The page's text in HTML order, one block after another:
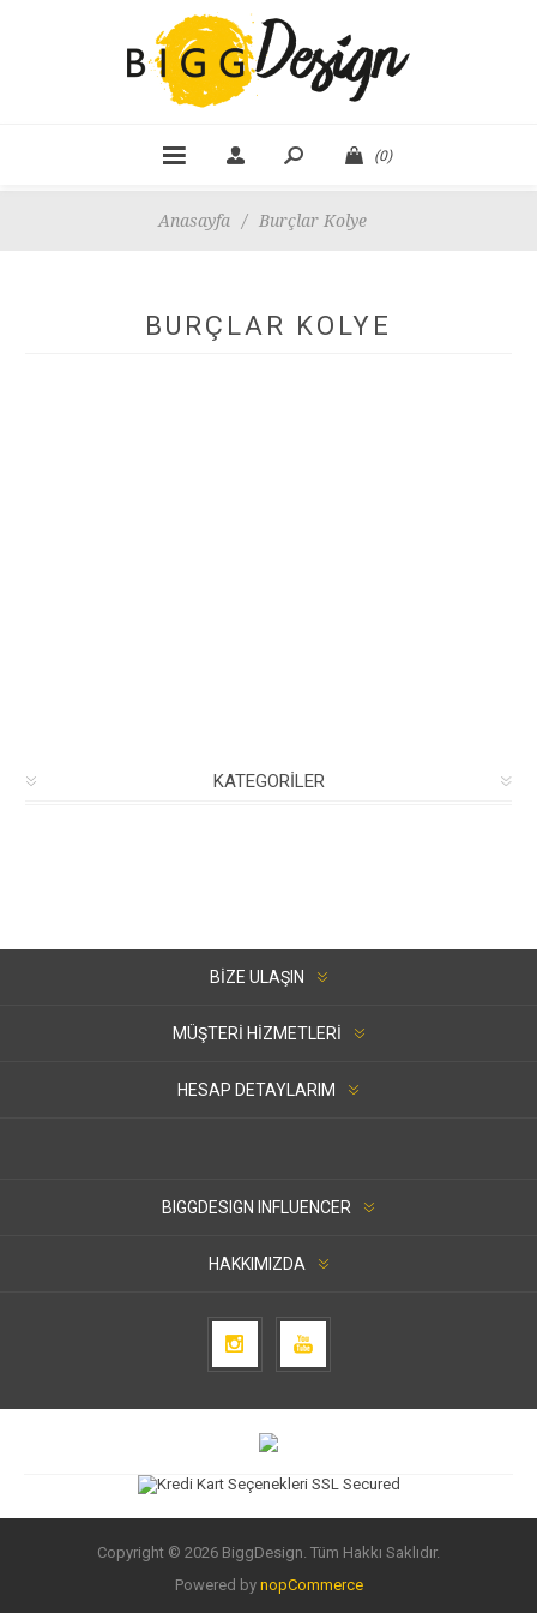
(0)
Anasayfa / Burçlar Kolye
BURÇLAR KOLYE
KATEGORILER
BIZE ULAŞIN
MÜŞTERI HIZMETLERI
HESAP DETAYLARIM
BIGGDESIGN INFLUENCER
HAKKIMIZDA
Copyright © 2026 BiggDesign. Tüm Hakkı Saklıdır.
Powered by nopCommerce